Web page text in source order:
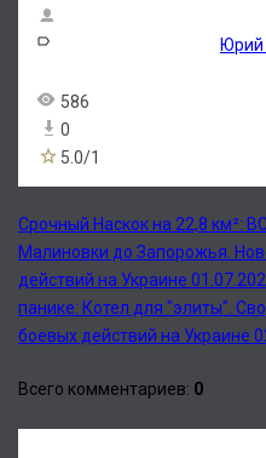
Юрий
586
0
5.0/1
Срочный Наскок на 22,8 км²:
Малиновки до Запорожья.
действий на Украине
панике: Котел для "элиты".
боевых действий на Украине
Всего комментариев: 0